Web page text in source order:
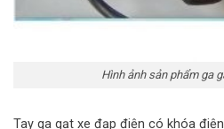
Hình ảnh sản phẩm ga
Tay ga gạt xe đạp điện có khóa điện